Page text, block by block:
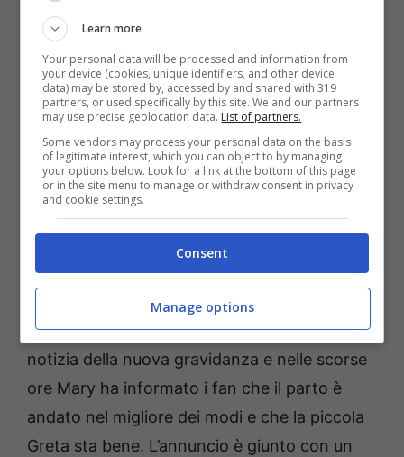
gieffina per la nascita di Greta – Instagram @maryfalconieri
– queenmakeda.it
Se il GF ha cambiato le prospettive
professionali di Mary, non ha modificato
l’approccio alla quotidianità né tantomeno i
suoi piani e i suoi affetti.Da anni vive una
relazione sentimentale con Giuseppe
Schiavello (padre delle sue figlie) e
amore sembra più intenso e saldo che mai.
Poco dopo aver lasciato il reality è giunta la
notizia della nuova gravidanza e nelle scorse
ore Mary ha informato i fan che il parto è
andato nel migliore dei modi e che la piccola
Greta sta bene. L’annuncio è giunto con un
Learn more
Your personal data will be processed and information from
your device (cookies, unique identifiers, and other device
data) may be stored by, accessed by and shared with 319
partners, or used specifically by this site. We and our partners
may use precise geolocation data. List of partners.
Some vendors may process your personal data on the basis
of legitimate interest, which you can object to by managing
your options below. Look for a link at the bottom of this page
or in the site menu to manage or withdraw consent in privacy
and cookie settings.
Consent
Manage options